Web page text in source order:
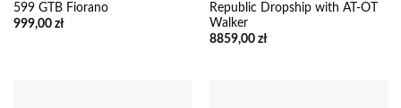
599 GTB Fiorano
999,00 zł
Republic Dropship with AT-OT
Walker
8859,00 zł